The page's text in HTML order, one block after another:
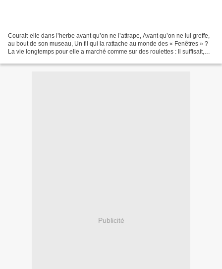
Courait-elle dans l’herbe avant qu’on ne l’attrape, Avant qu’on ne lui greffe,
au bout de son museau, Un fil qui la rattache au monde des « Fenêtres » ?
La vie longtemps pour elle a marché comme sur des roulettes : Il suffisait,
Publicité